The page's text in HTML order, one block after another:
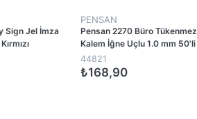
Sign Jel İmza
PENSAN
Pensan 2270 Büro Tükenmez
Kalem İğne Uçlu 1.0 mm 50'li
Paket - Mavi
44821
₺168,90